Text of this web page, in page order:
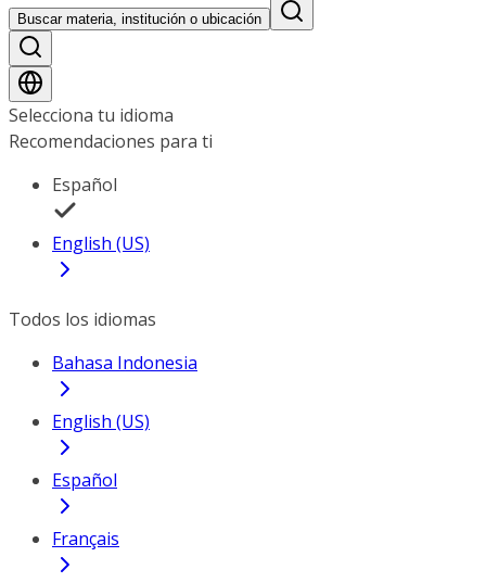
Buscar materia, institución o ubicación
Selecciona tu idioma
Recomendaciones para ti
Español
English (US)
Todos los idiomas
Bahasa Indonesia
English (US)
Español
Français